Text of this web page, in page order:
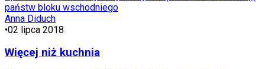
państw bloku wschodniego
Anna Diduch
•02 lipca 2018
Więcej niż kuchnia